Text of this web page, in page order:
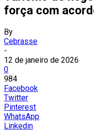
força com
By
Cebrasse
-
12 de janeiro de 2026
0
984
Facebook
Twitter
Pinterest
WhatsApp
Linkedin